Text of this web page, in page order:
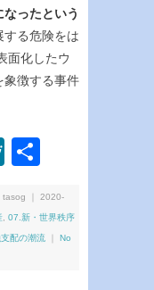
ったという
する危険をは
面化したウ
象徴する事件
MeWe
tasog ｜ 2020-
07.新・世界秩序
配の潮流 No